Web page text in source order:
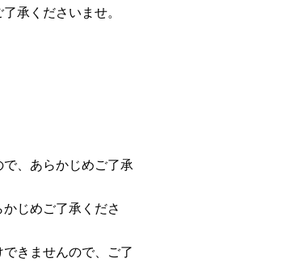
承くださいませ。
、あらかじめご了承
じめご了承くださ
きませんので、ご了